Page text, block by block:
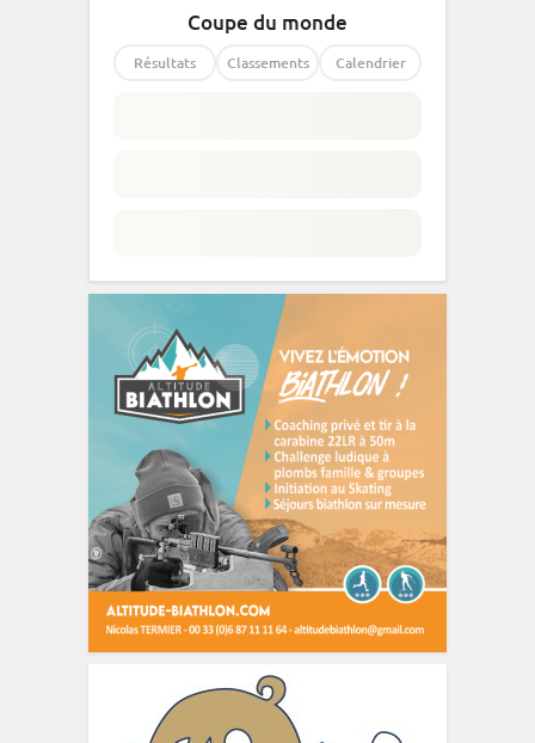
Coupe du monde
Résultats Classements Calendrier